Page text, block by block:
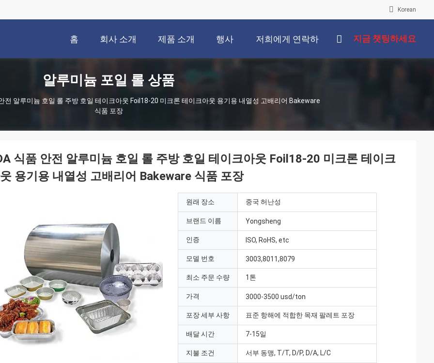
Korean
홈 회사 소개 제품 소개 행사 저희에게 연락하 지금 챗팅하세요
알루미늄 포일 롤 상품
전 알루미늄 호일 롤 주방 호일 테이크아웃 Foil18-20 미크론 테이크아웃 용기용 내열성 고배리어 Bakeware
식품 포장
식품 안전 알루미늄 호일 롤 주방 호일 테이크아웃 Foil18-20 미크론 테이크
용기용 내열성 고배리어 Bakeware 식품 포장
원래 장소 중국 허난성
브랜드 이름 Yongsheng
인증 ISO, RoHS, etc
모델 번호 3003,8011,8079
최소 주문 수량 1톤
가격 3000-3500 usd/ton
포장 세부 사항 표준 항해에 적합한 목재 팔레트 포장
배달 시간 7-15일
지불 조건 서부 동맹, T/T, D/P, D/A, L/C